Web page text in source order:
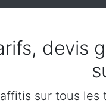
devis
sur tous